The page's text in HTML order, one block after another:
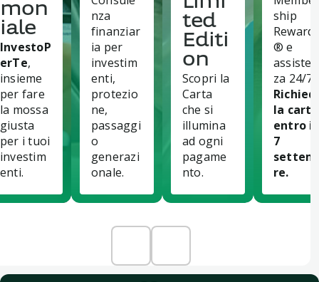
mon
iale
InvestoP
erTe,
insieme
per fare
la mossa
giusta
per i tuoi
investim
enti.
nza
finanziar
ia per
investim
enti,
protezio
ne,
passaggi
o
generazi
onale.
ted
Editi
on
Scopri la
Carta
che si
illumina
ad ogni
pagame
nto.
ship
® e
assisten
za 24/7.
Richiedi
la carta
entro il
7
re.